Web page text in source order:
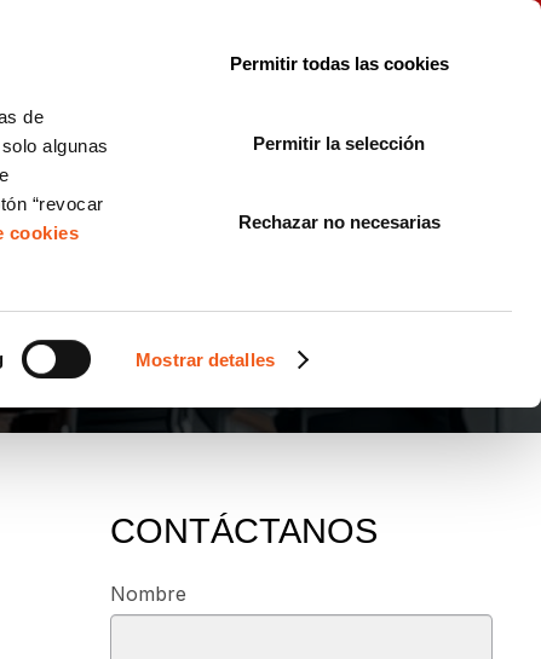
de
algunas
“revocar
cookies
Mostrar detalles
Permitir todas las cookies
Permitir la selección
Rechazar no necesarias
CONTÁCTANOS
Nombre